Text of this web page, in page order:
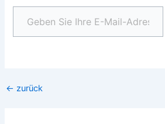
Geben Sie Ihre E-Mail-Adresse ein ...
← zurück